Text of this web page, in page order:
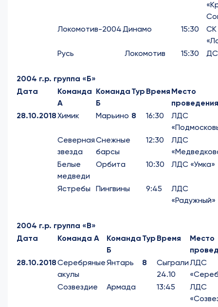
Локомотив-2004Динамо 15:30
СК
Русь
Локомотив 15:30 ДС
2004 г.р. группа «Б»
Дата
Команда
А
Команда
Б
Тур Время Место
проведения
28.10.2018Химик Марьино 8 16:30
ЛДС
Северная
звезда
Снежные
барсы
12:30
ЛДС
Белые
медведи
Орбита 10:30 ЛДС «Умка»
Ястребы Пингвины 9:45
ЛДС
«Радужный»
2004 г.р. группа «В»
Дата
Команда А
Команда
Б
Тур Время
Место
28.10.2018Серебряные
акулы
Янтарь 8
Сыграли
24.10
ЛДС
Созвездие
Армада 13:45
ЛДС